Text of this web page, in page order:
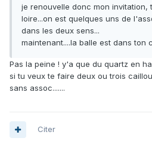
je renouvelle donc mon invitation,
loire...on est quelques uns de
dans les deux sens...
maintenant....la balle est dans ton
Pas la peine ! y'a que du quartz en
si tu veux te faire deux ou trois
sans assoc.......
Citer